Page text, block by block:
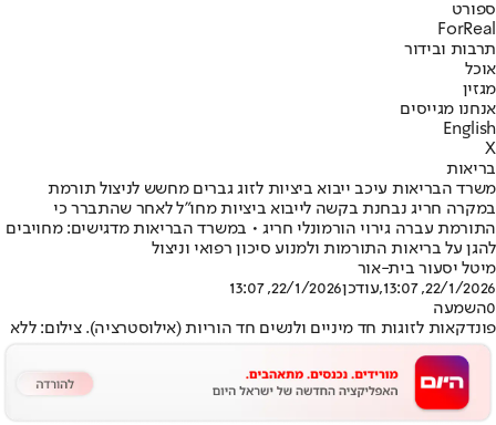
ספורט
ForReal
תרבות ובידור
אוכל
מגזין
אנחנו מגייסים
English
X
בריאות
משרד הבריאות עיכב ייבוא ביציות לזוג גברים מחשש לניצול תורמת
במקרה חריג נבחנת בקשה לייבוא ביציות מחו"ל לאחר שהתברר כי
התורמת עברה גירוי הורמונלי חריג • במשרד הבריאות מדגישים: מחויבים
להגן על בריאות התורמות ולמנוע סיכון רפואי וניצול
מיטל יסעור בית-אור
22/1/2026, 13:07
,עודכן22/1/2026, 13:07
0השמעה
פונדקאות לזוגות חד מיניים ולנשים חד הוריות (אילוסטרציה). צילום: ללא